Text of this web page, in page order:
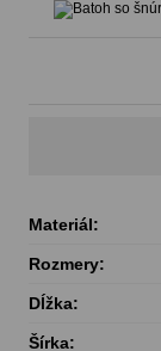
Materiál:
Rozmery:
Dĺžka:
Šírka: